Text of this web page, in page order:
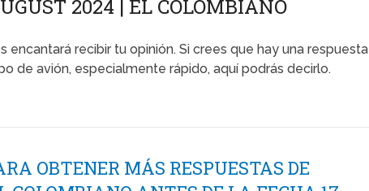
2024 | EL COLOMBIANO
encantará recibir tu opinión. Si crees que hay una respuesta
de avión, especialmente rápido, aquí podrás decirlo.
OBTENER MÁS RESPUESTAS DE